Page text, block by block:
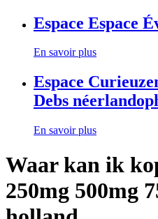
Espace Espace
En savoir plus
Espace
Debs
En savoir plus
Waar kan ik
250mg 500mg